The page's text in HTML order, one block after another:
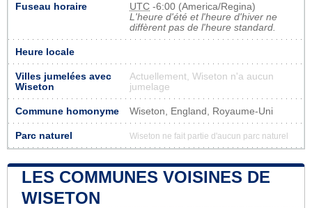
Fuseau horaire UTC -6:00 (America/Regina)
L'heure d'été et l'heure d'hiver ne
diffèrent pas de l'heure standard.
Heure locale
Villes jumelées avec
Wiseton
Actuellement, Wiseton n'a aucun
jumelage
Commune homonyme Wiseton, England, Royaume-Uni
Parc naturel Wiseton ne fait partie d'aucun parc naturel
LES COMMUNES VOISINES DE
WISETON